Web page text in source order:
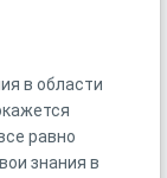
в области
равно
знания в